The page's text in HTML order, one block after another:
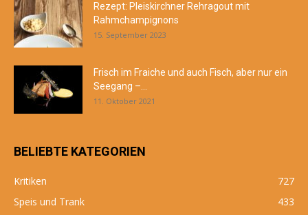
Rezept: Pleiskirchner Rehragout mit
Rahmchampignons
15. September 2023
Frisch im Fraiche und auch Fisch, aber nur ein
Seegang –...
11. Oktober 2021
BELIEBTE KATEGORIEN
Kritiken
727
Speis und Trank
433